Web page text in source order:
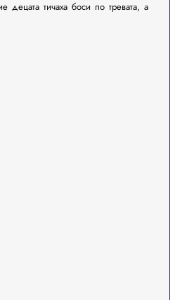
тичаха боси по тревата, а